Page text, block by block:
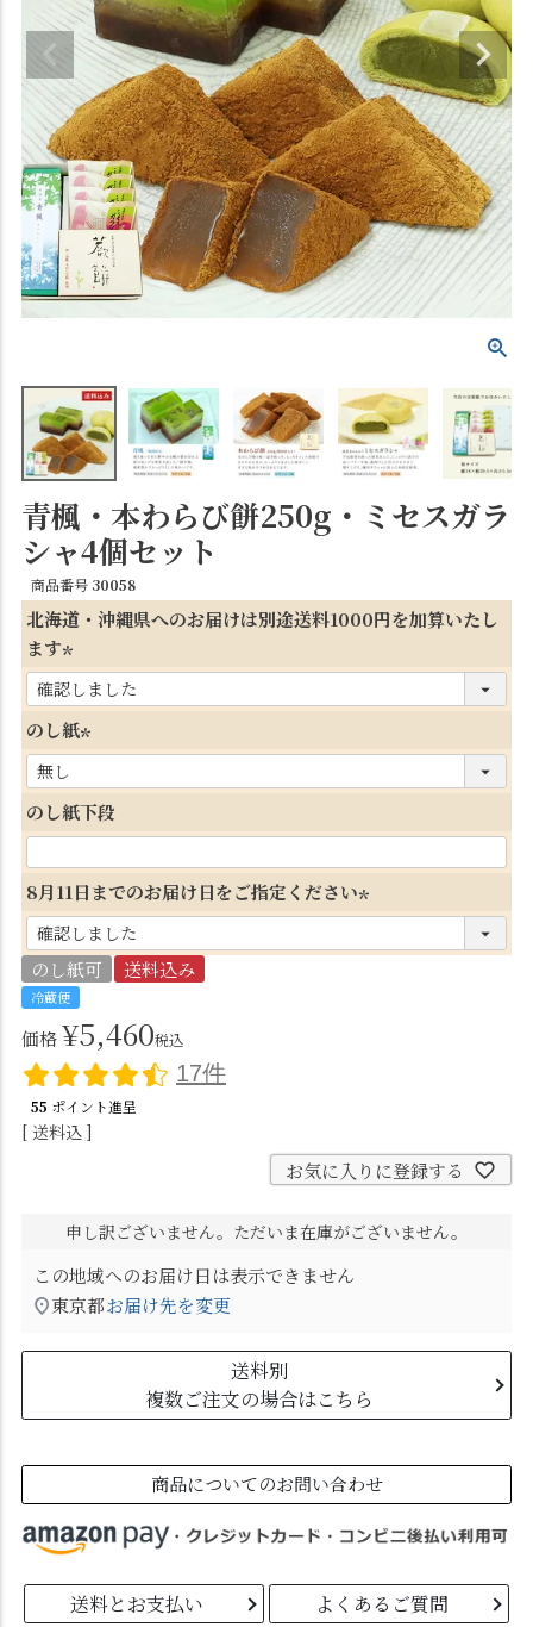
青楓・本わらび餅250g・ミセスガラ
シャ4個セット
商品番号 30058
北海道・沖縄県へのお届けは別途送料1000円を加算いたし
ます
(
必
須
)
のし紙
必
須
のし紙下段
8月11日までのお届け日をご指定ください
必
のし紙可 送料込み
冷蔵便
価格¥5,460税込
17件
55 ポイント進呈
送料込
お気に入りに登録する
申し訳ございません。ただいま在庫がございません。
この地域へのお届け日は表示できません
東京都お届け先を変更
送料別
複数ご注文の場合はこちら
商品についてのお問い合わせ
送料とお支払い よくあるご質問